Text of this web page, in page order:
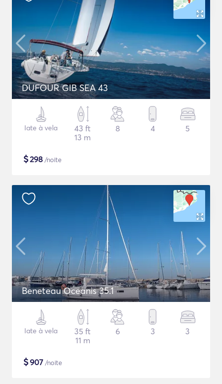
DUFOUR GIB SEA 43
Iate à vela
43 ft
13 m
8 4 5
$298 /noite
Beneteau Oceanis 35.1
Iate à vela
35 ft
11 m
6 3 3
$907 /noite